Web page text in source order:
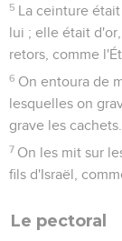
5 La ceinture
lui ; elle était
retors, comme
6 On entoura de
lesquelles on
grave les cachets.
7 On les mit sur
fils d'Israël,
Le pectoral